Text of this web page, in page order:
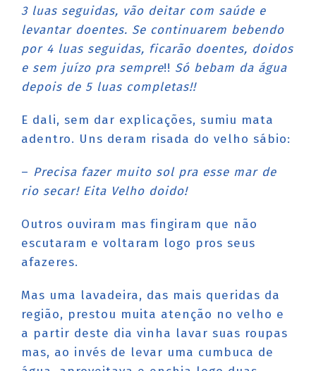
3 luas seguidas, vão deitar com saúde e
levantar doentes. Se continuarem bebendo
por 4 luas seguidas, ficarão doentes, doidos
e sem juízo pra sempre!! Só bebam da água
depois de 5 luas completas!!
E dali, sem dar explicações, sumiu mata
adentro. Uns deram risada do velho sábio:
– Precisa fazer muito sol pra esse mar de
rio secar! Eita Velho doido!
Outros ouviram mas fingiram que não
escutaram e voltaram logo pros seus
afazeres.
Mas uma lavadeira, das mais queridas da
região, prestou muita atenção no velho e
a partir deste dia vinha lavar suas roupas
mas, ao invés de levar uma cumbuca de